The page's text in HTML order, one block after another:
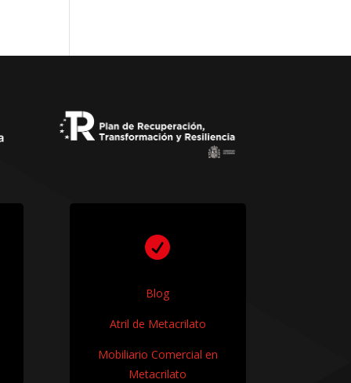

Blog
Atril de Metacrilato
Mobiliario Comercial en
Metacrilato